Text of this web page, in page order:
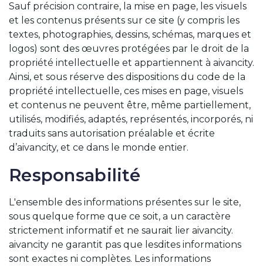
Sauf précision contraire, la mise en page, les visuels
et les contenus présents sur ce site (y compris les
textes, photographies, dessins, schémas, marques et
logos) sont des œuvres protégées par le droit de la
propriété intellectuelle et appartiennent à aivancity.
Ainsi, et sous réserve des dispositions du code de la
propriété intellectuelle, ces mises en page, visuels
et contenus ne peuvent être, même partiellement,
utilisés, modifiés, adaptés, représentés, incorporés, ni
traduits sans autorisation préalable et écrite
d’aivancity, et ce dans le monde entier.
Responsabilité
L'ensemble des informations présentes sur le site,
sous quelque forme que ce soit, a un caractère
strictement informatif et ne saurait lier aivancity.
aivancity ne garantit pas que lesdites informations
sont exactes ni complètes. Les informations